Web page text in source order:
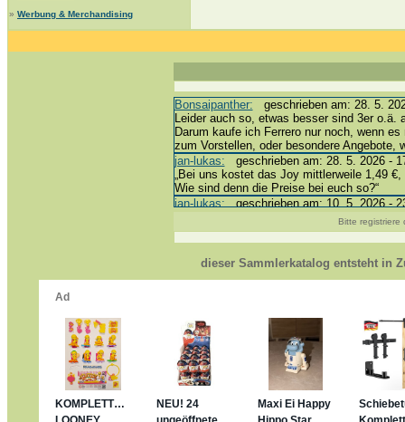
» Werbung & Merchandising
Bonsaipanther: geschrieben am: 28. 5.
Leider auch so, etwas besser sind 3er o.ä.
Darum kaufe ich Ferrero nur noch, wenn
zum Vorstellen, oder besondere Angebote,
jan-lukas: geschrieben am: 28. 5. 2026 -
„Bei uns kostet das Joy mittlerweile 1,49
Wie sind denn die Preise bei euch so?“
jan-lukas:geschrieben am: 10. 5. 2026 -
Bonsaipanther:geschrieben am: 10. 5.
@ Harald
https://www.ue-ei-portal-
Dein Enkel sollte zur Strafe die nächsten
Für die Figuren VC307, 310, 318 und 326
mein Enkel hat die leider weggeworfen
jan-lukas:
geschrieben am: 29. 4. 2026 -
https://www.ferrero-
sammelspass.de/einladung/
jan-lukas:
geschrieben am: 28. 4. 2026 -
stimmt, jetzt fällt es mir auch ein
*Bussi*
Bitte registriere
dieser Sammlerkatalog entsteht in